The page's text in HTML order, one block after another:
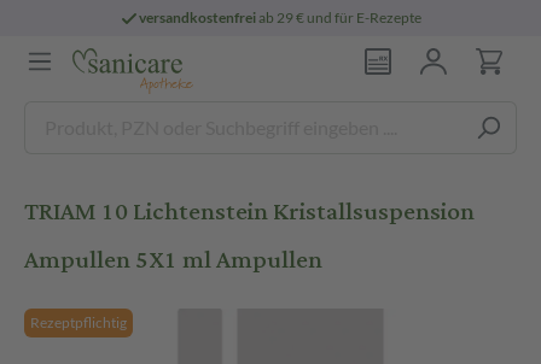
versandkostenfreiab 29 € und für E-Rezepte
TRIAM 10 Lichtenstein Kristallsuspension
Ampullen 5X1 ml Ampullen
Rezeptpflichtig